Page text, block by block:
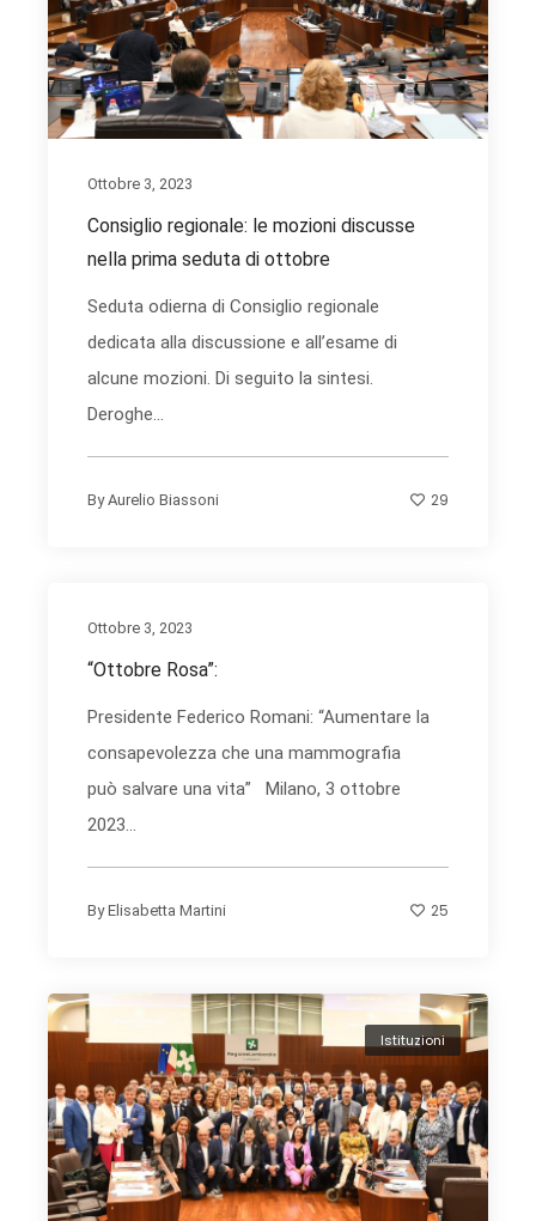
Ottobre 3, 2023
Consiglio regionale: le mozioni discusse
nella prima seduta di ottobre
Seduta odierna di Consiglio regionale
dedicata alla discussione e all’esame di
alcune mozioni. Di seguito la sintesi.
Deroghe...
ByAurelio Biassoni 29
Ottobre 3, 2023
“Ottobre Rosa”:
Presidente Federico Romani: “Aumentare la
consapevolezza che una mammografia
può salvare una vita” Milano, 3 ottobre
2023...
ByElisabetta Martini 25
Istituzioni